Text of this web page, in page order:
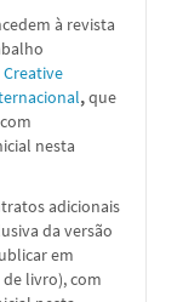
à revista
Creative
,que
nesta
adicionais
da versão
em
livro), com